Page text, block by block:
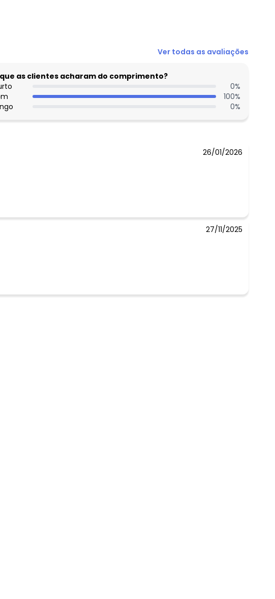
N/D*
N/D*
R$ 28,47
R$ 37,96
N/D*
Ver todas as avaliações
as clientes acharam do comprimento?
0%
100%
0%
26/01/2026
27/11/2025